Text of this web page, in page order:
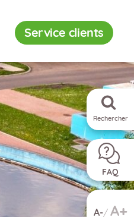
Service clients
Rechercher
FAQ
A A